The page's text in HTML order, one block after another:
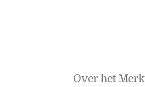
Over het Merk